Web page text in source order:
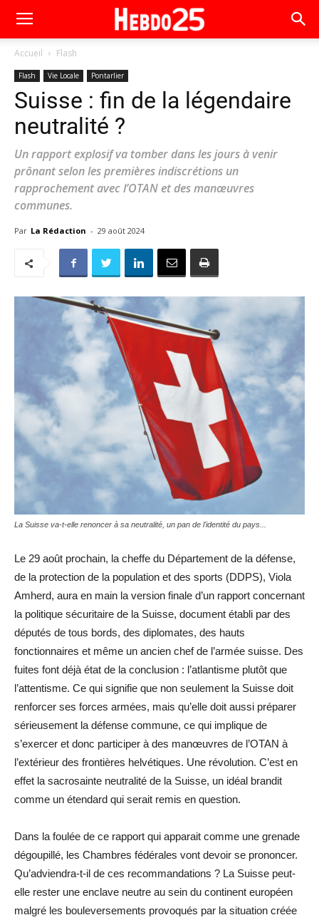
Accueil Flash
Flash Vie Locale Pontarlier
Suisse : fin de la légendaire
neutralité ?
Un rapport explosif va tomber dans les jours à venir
prônant selon les premières indiscrétions un
rapprochement avec l’OTAN et des manœuvres
communes.
Par La Rédaction - 29 août 2024
La Suisse va-t-elle renoncer à sa neutralité, un pan de l'identité du pays...
Le 29 août prochain, la cheffe du Département de la défense,
de la protection de la population et des sports (DDPS), Viola
Amherd, aura en main la version finale d’un rapport concernant
la politique sécuritaire de la Suisse, document établi par des
députés de tous bords, des diplomates, des hauts
fonctionnaires et même un ancien chef de l’armée suisse. Des
fuites font déjà état de la conclusion : l’atlantisme plutôt que
l’attentisme. Ce qui signifie que non seulement la Suisse doit
renforcer ses forces armées, mais qu’elle doit aussi préparer
sérieusement la défense commune, ce qui implique de
s’exercer et donc participer à des manœuvres de l’OTAN à
l’extérieur des frontières helvétiques. Une révolution. C’est en
effet la sacrosainte neutralité de la Suisse, un idéal brandit
comme un étendard qui serait remis en question.
Dans la foulée de ce rapport qui apparait comme une grenade
dégoupillé, les Chambres fédérales vont devoir se prononcer.
Qu’adviendra-t-il de ces recommandations ? La Suisse peut-
elle rester une enclave neutre au sein du continent européen
malgré les bouleversements provoqués par la situation créée